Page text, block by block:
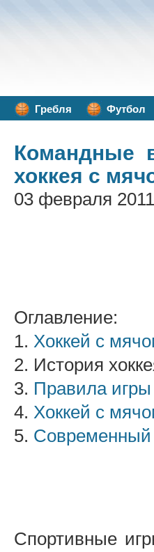
Гребля Футбол
Командные
хоккея с
03 февраля 2011
Оглавление:
1. Хоккей с
2. История
3. Правила игры
4. Хоккей с
5. Современный
Спортивные